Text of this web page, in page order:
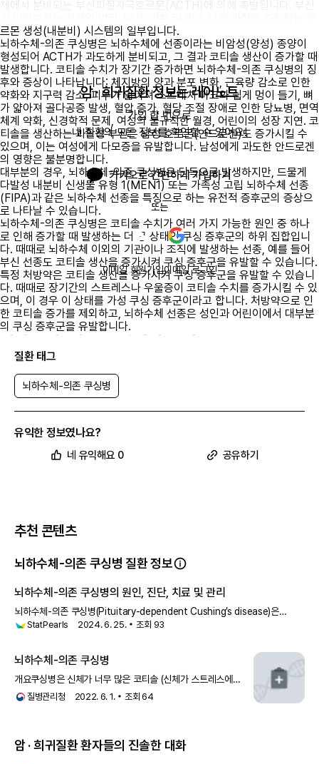
르몬 생성(내분비) 시스템의 일부입니다.
뇌하수체-의존 쿠싱병은 뇌하수체에 선종이라는 비암성(양성) 종양이
형성되어 ACTH가 과도하게 분비되고, 그 결과 코티솔 생산이 증가할 때
발생합니다. 코티솔 수치가 장기간 증가하면 뇌하수체-의존 쿠싱병의 징
후와 증상이 나타납니다: 체지방의 양과 분포 변화, 근육량 감소로 인한
약화와 지구력 감소, 피부가 얇아져 스트레치 마크와 쉽게 멍이 들기, 뼈
가 얇아져 골다공증 발생, 혈압 증가, 혈당 조절 장애로 인한 당뇨병, 면역
체계 약화, 신경학적 문제, 여성의 불규칙한 월경, 어린이의 성장 지연. 코
티솔을 생산하는 과활성 부신은 남성 호르몬(안드로겐)도 증가시킬 수
있으며, 이는 여성에게 다모증을 유발합니다. 남성에게 과도한 안드로겐
의 영향은 불분명합니다.
대부분의 경우, 뇌하수체-의존 쿠싱병은 단독으로 발생하지만, 드물게
다발성 내분비 신생물 유형 1(MEN1) 또는 가족성 고립 뇌하수체 선종
(FIPA)과 같은 뇌하수체 선종을 특징으로 하는 유전적 증후군의 증상으
로 나타날 수 있습니다.
뇌하수체-의존 쿠싱병은 코티솔 수치가 여러 가지 가능한 원인 중 하나
로 인해 증가할 때 발생하는 더 큰 상태인 쿠싱 증후군의 하위 집합입니
다. 때때로 뇌하수체 이외의 기관이나 조직에 발생하는 선종, 예를 들어
부신 선종도 코티솔 생산을 증가시켜 쿠싱 증후군을 유발할 수 있습니다.
특정 처방약은 코티솔 생산을 증가시켜 쿠싱 증후군을 유발할 수 있습니
다. 때때로 장기간의 스트레스나 우울증이 코티솔 수치를 증가시킬 수 있
으며, 이 경우 이 상태를 가성 쿠싱 증후군이라고 합니다. 처방약으로 인
한 코티솔 증가를 제외하고, 뇌하수체 선종은 성인과 어린이에서 대부분
의 쿠싱 증후군을 유발합니다.
뇌하수체-의존 쿠싱병은 전 세계적으로 백만 명당 10~15명에게 발생하
는 것으로 추정됩니다. 이유는 불분명하지만, 뇌하수체-의존 쿠싱병은
남성보다 여성에게 더 자주 발생합니다.
뇌하수체-의존 쿠싱병의 유전
대부분의 뇌하수체-의존 쿠싱병 사례는 산발적이며, 이는 가족 내 질환
의 병력이 없는 사람들에게 발생함을 의미합니다. 드물게 이 질환이 가족
내에서 발생하는 것으로 보고되었지만, 명확한 유전 패턴은 없습니다.
뇌하수체-의존 쿠싱병을 특징으로 하는 다양한 증후군은 다른 유전 패턴
뇌하수체-의존 쿠싱병과 관련된
전 세계 임상시험 현황이 궁금하다면
참고 문헌7
암 · 희귀질환 정보는 레어노트
가입 한 번으로
내 질환의 모든 정보를 확인할 수 있어요!
카카오로 간편하게 가입하기
또는
이메일 회원가입이메일 로그인
질환 태그
뇌하수체-의존 쿠싱병
유익한 정보였나요?
네 유익해요 0 공유하기
추천 콘텐츠
뇌하수체-의존 쿠싱병 질환 정보
뇌하수체-의존 쿠싱병의 원인, 진단, 치료 및 관리
뇌하수체-의존 쿠싱병(Pituitary-dependent Cushing’s disease)은
전엽에서 아드레노코르티코트로핀 호르몬(ACTH) 생
StatPearls 2024. 6. 25. 조회 93
뇌하수체-의존 쿠싱병
개요쿠싱병은 신체가 너무 많은 코티솔 (신체가 스트레스에
반응하여 방출하는 호르몬)을 생성하는 상태입니다. 코티솔은
질병관리청 2022. 6. 1. 조회64
암 · 희귀질환 환자들의 진솔한 대화